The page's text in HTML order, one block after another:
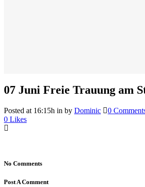
07 Juni Freie Trauung am
Posted at 16:15h in by Dominic
0
0 Likes
No Comments
Post A Comment